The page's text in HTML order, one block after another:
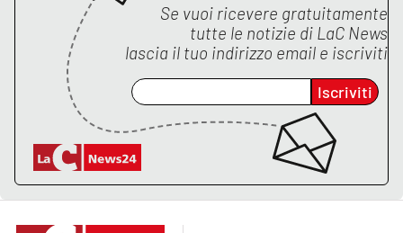
Se vuoi ricevere gratuitamente
tutte le notizie di LaC News
lascia il tuo indirizzo email e iscriviti
Iscriviti